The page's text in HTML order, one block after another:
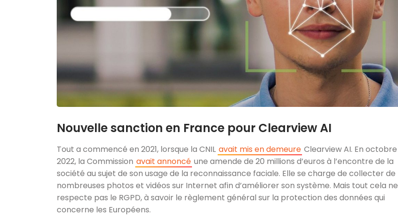
Nouvelle sanction en France pour Clearview AI
Tout a commencé en 2021, lorsque la CNIL avait mis en demeure Clearview AI. En octobre
2022, la Commission avait annoncé une amende de 20 millions d’euros à l’encontre de la
société au sujet de son usage de la reconnaissance faciale. Elle se charge de collecter de
nombreuses photos et vidéos sur Internet afin d’améliorer son système. Mais tout cela ne
respecte pas le RGPD, à savoir le règlement général sur la protection des données qui
concerne les Européens.